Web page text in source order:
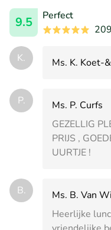
9.5
Perfect
K. Ms. K. Koet-
P.
Ms. P. Curfs
GEZELLIG
PRIJS ,
UURTJE !
B.
Ms. B. Van
Heerlijke